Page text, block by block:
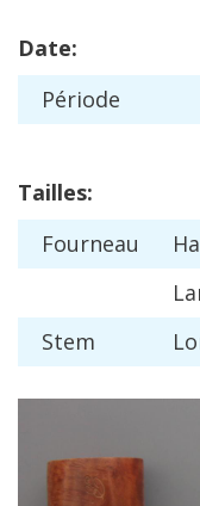
Date:
Période
Tailles:
Fourneau
Stem